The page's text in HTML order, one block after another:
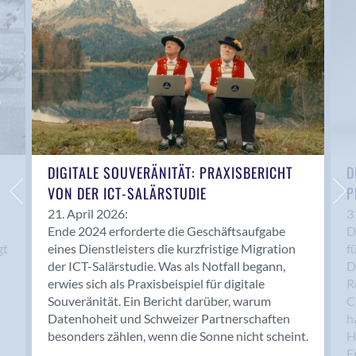
Anwil
Appenzell
Au SG
Baar
Baden
Balsthal
Balzers
Basel
Bassersdorf
Belp
Bendern
Benken (SG)
Bergdietikon
Berlin
Bern
Bern - Liebefeld
DIGITALE SOUVERÄNITÄT: PRAXISBERICHT
VON DER ICT-SALÄRSTUDIE
21. April 2026:
Ende 2024 erforderte die Geschäftsaufgabe
eines Dienstleisters die kurzfristige Migration
der ICT-Salärstudie. Was als Notfall begann,
erwies sich als Praxisbeispiel für digitale
Souveränität. Ein Bericht darüber, warum
Datenhoheit und Schweizer Partnerschaften
besonders zählen, wenn die Sonne nicht scheint.